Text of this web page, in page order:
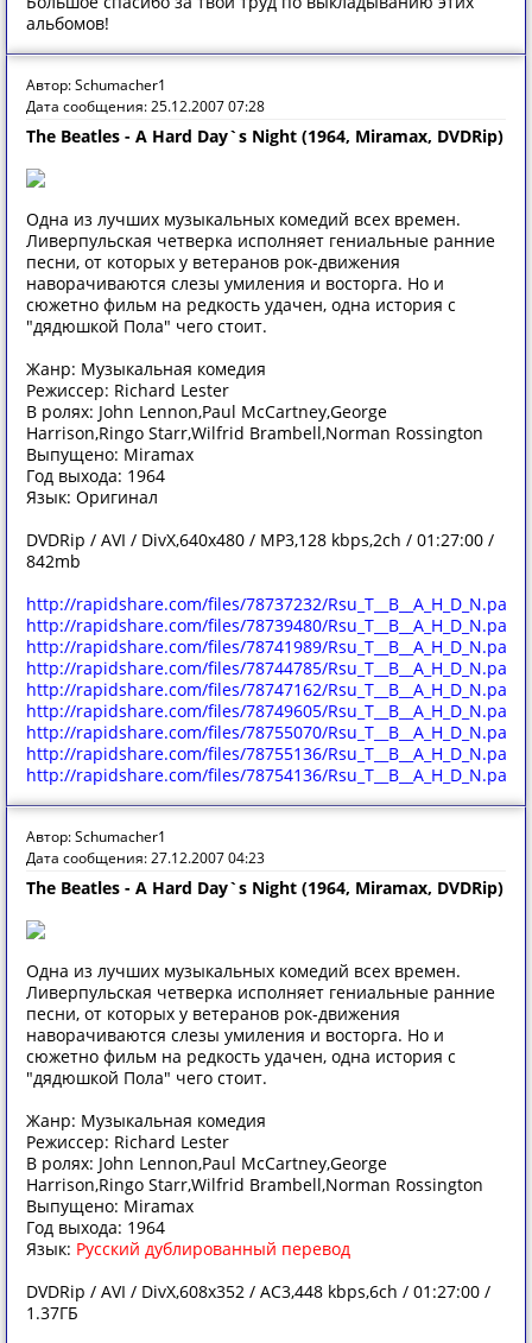
альбомов!
Автор: Schumacher1
Дата сообщения: 25.12.2007 07:28
The Beatles - A Hard Day`s Night (1964, Miramax, DVDRip)
Одна из лучших музыкальных комедий всех времен.
Ливерпульская четверка исполняет гениальные ранние
песни, от которых у ветеранов рок-движения
наворачиваются слезы умиления и восторга. Но и
сюжетно фильм на редкость удачен, одна история с
"дядюшкой Пола" чего стоит.
Жанр: Музыкальная комедия
Режиссер: Richard Lester
В ролях: John Lennon,Paul McCartney,George
Harrison,Ringo Starr,Wilfrid Brambell,Norman Rossington
Выпущено: Miramax
Год выхода: 1964
Язык: Оригинал
DVDRip / AVI / DivX,640x480 / MP3,128 kbps,2ch / 01:27:00 /
842mb
http://rapidshare.com/files/78737232/
http://rapidshare.com/files/78739480/
http://rapidshare.com/files/78741989/
http://rapidshare.com/files/78744785/
http://rapidshare.com/files/78747162/
http://rapidshare.com/files/78749605/
http://rapidshare.com/files/78755070/
http://rapidshare.com/files/78755136/
http://rapidshare.com/files/78754136/
Автор: Schumacher1
Дата сообщения: 27.12.2007 04:23
The Beatles - A Hard Day`s Night (1964, Miramax, DVDRip)
Одна из лучших музыкальных комедий всех времен.
Ливерпульская четверка исполняет гениальные ранние
песни, от которых у ветеранов рок-движения
наворачиваются слезы умиления и восторга. Но и
сюжетно фильм на редкость удачен, одна история с
"дядюшкой Пола" чего стоит.
Жанр: Музыкальная комедия
Режиссер: Richard Lester
В ролях: John Lennon,Paul McCartney,George
Harrison,Ringo Starr,Wilfrid Brambell,Norman Rossington
Выпущено: Miramax
Год выхода: 1964
Язык: Русский дублированный перевод
DVDRip / AVI / DivX,608x352 / AC3,448 kbps,6ch / 01:27:00 /
1.37ГБ